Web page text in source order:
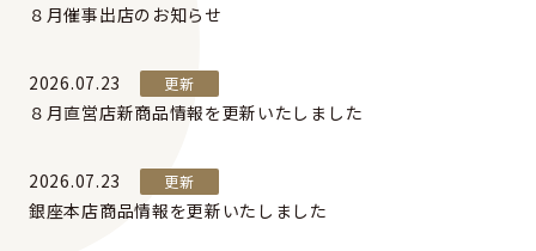
８月催事出店のお知らせ
2026.07.23 更新
８月直営店新商品情報を更新いたしました
2026.07.23 更新
銀座本店商品情報を更新いたしました